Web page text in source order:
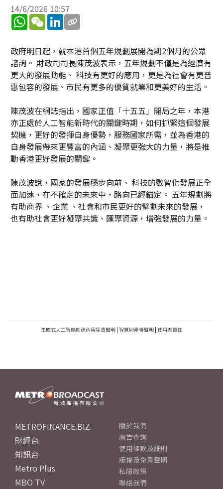
14/6/2026 10:57
WhatsApp
WeChatLinkedIn
政府明日起，就本港首個五年規劃展開為期2個月的公眾
諮詢。 財政司司長陳茂波表示，五年規劃不僅是為經濟有
更大的發展動能、 科技有更好的應用，更是為社會有更普
惠包容的發展、市民有更多的優質就業和更美好的生活。
陳茂波在網誌指出，國家正值「十五五」開局之年，本港
亦正處於人工智能新時代的關鍵時期，如何抓緊這個發展
契機，更好的發揮自身優勢，服務國家所需，並為香港的
自身發展帶來更豐富的內涵、凝聚更強大的力量，將是推
動香港更好發展的關鍵。
陳茂波說，國家的發展穩步向前、 科技的數智化發展正全
面加速，在不確定的未來中，路向已經錨定。 五年規劃將
有助商界 、企業 、社會和市民更好的擘劃未來的發展，
也有助社會更好凝聚共識、匯聚資源，增強發展的力量。
生成式人工智能創建內容免責聲明 | 智慧財產權聲明 | 使用者責任
METROFINANCE.BIZ
財經台
知訊台
Metro Plus
MBO TV
關於我們
廣告查詢
使用條款及細則
版權及免責聲明
私隱政策
聯絡我們